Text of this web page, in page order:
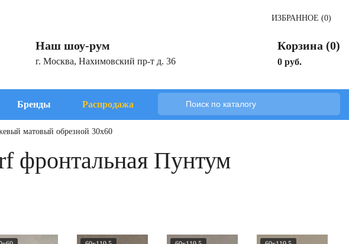
ИЗБРАННОЕ (0)
Наш шоу-рум
г. Москва, Нахимовский пр-т д. 36
Корзина (0)
0 руб.
Бренды Распродажа
матовый обрезной 30x60
фронтальная Пунтум